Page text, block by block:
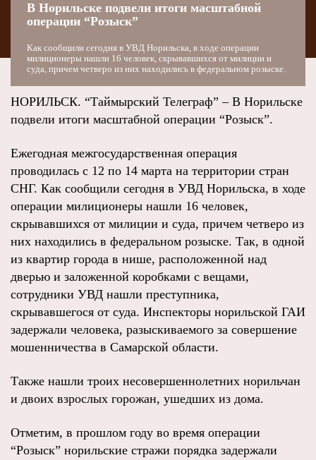
В Норильске подвели итоги масштабной
операции “Розыск”
Как сообщили сегодня в УВД Норильска, в ходе операции
милиционеры нашли 16 человек, скрывавшихся от милиции и
суда, причем четверо из них находились в федеральном розыске.
НОРИЛЬСК. “Таймырский Телеграф” – В Норильске
подвели итоги масштабной операции “Розыск”.
Ежегодная межгосударственная операция
проводилась с 12 по 14 марта на территории стран
СНГ. Как сообщили сегодня в УВД Норильска, в ходе
операции милиционеры нашли 16 человек,
скрывавшихся от милиции и суда, причем четверо из
них находились в федеральном розыске. Так, в одной
из квартир города в нише, расположенной над
дверью и заложенной коробками с вещами,
сотрудники УВД нашли преступника,
скрывавшегося от суда. Инспекторы норильской ГАИ
задержали человека, разыскиваемого за совершение
мошенничества в Самарской области.
Также нашли троих несовершеннолетних норильчан
и двоих взрослых горожан, ушедших из дома.
Отметим, в прошлом году во время операции
“Розыск” норильские стражи порядка задержали